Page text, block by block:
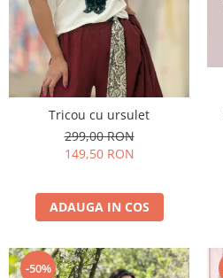
Costume de baie
Tricou cu ursulet
299,00 RON
149,50 RON
ADAUGA IN COS
-50%